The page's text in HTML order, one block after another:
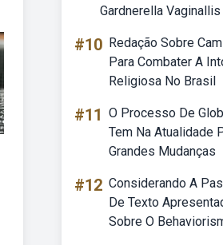
Gardnerella Vaginallis
#10 Redação Sobre
Para Combater A
Religiosa No Brasil
#11 O Processo De
Tem Na Atualidade
Grandes Mudanças
#12 Considerando A
De Texto
Sobre O